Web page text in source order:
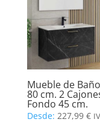
Mueble de
80 cm. 2
Fondo 45 cm.
Desde: 227,99 €